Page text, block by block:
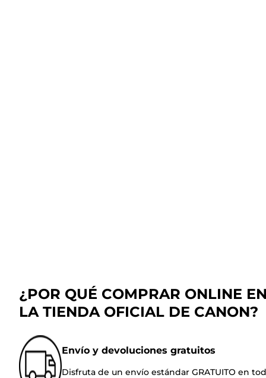
¿POR QUÉ COMPRAR ONLINE
LA TIENDA OFICIAL DE CANON?
Envío y devoluciones gratuitos
Disfruta de un envío estándar GRATUITO en